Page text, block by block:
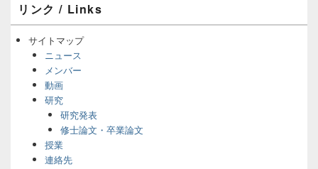
ン
サ
リンク / Links
サイトマップ
ニュース
メンバー
動画
研究
研究発表
修士論文・卒業論文
授業
連絡先